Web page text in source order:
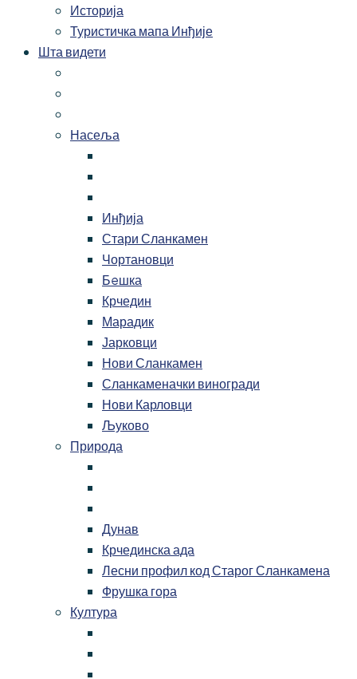
Историја
Туристичка мапа Инђије
Шта видети
Насеља
Инђија
Стари Сланкамен
Чортановци
Бeшка
Крчедин
Марадик
Јарковци
Нови Сланкамен
Сланкаменачки виногради
Нови Карловци
Љуково
Природа
Дунав
Крчединска ада
Лесни профил код Старог Сланкамена
Фрушка гора
Култура